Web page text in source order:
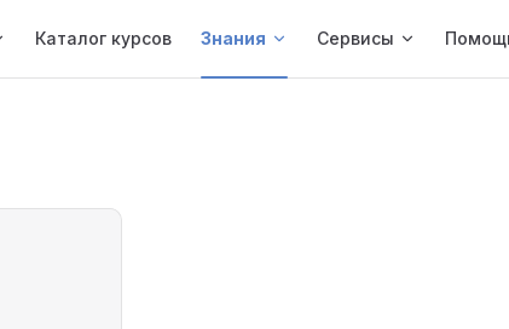
Каталог курсов Знания Сервисы